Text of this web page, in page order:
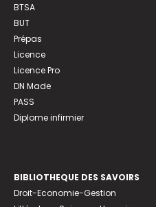
BTSA
BUT
Prépas
Licence
Licence Pro
DN Made
PASS
Diplome infirmier
BIBLIOTHEQUE DES SAVOIRS
Droit-Economie-Gestion